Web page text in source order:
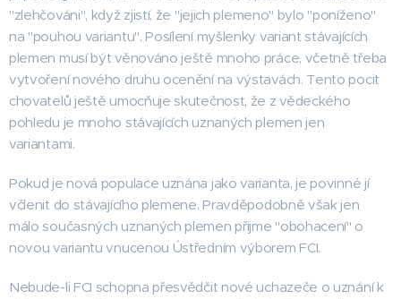
"zlehčováni", když zjistí, že "jejich plemeno" bylo "poníženo"
na "pouhou variantu". Posílení myšlenky variant stávajících
plemen musí být věnováno ještě mnoho práce, včetně třeba
vytvoření nového druhu ocenění na výstavách. Tento pocit
chovatelů ještě umocňuje skutečnost, že z vědeckého
pohledu je mnoho stávajících uznaných plemen jen
variantami.
Pokud je nová populace uznána jako varianta, je povinné jí
včlenit do stávajícího plemene. Pravděpodobně však jen
málo současných uznaných plemen přijme "obohacení" o
novou variantu vnucenou Ústředním výborem FCI.
Nebude-li FCI schopna přesvědčit nové uchazeče o uznání k